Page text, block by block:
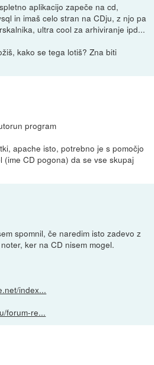
aplikacijo zapeče na cd,
in imaš celo stran na CDju, z njo pa
ultra cool za arhiviranje ipd...
kako se tega lotiš? Zna biti
program
apache isto, potrebno je s pomočjo
(ime CD pogona) da se vse skupaj
spomnil, če naredim isto zadevo z
ker na CD nisem mogel.
index...
forum-re...